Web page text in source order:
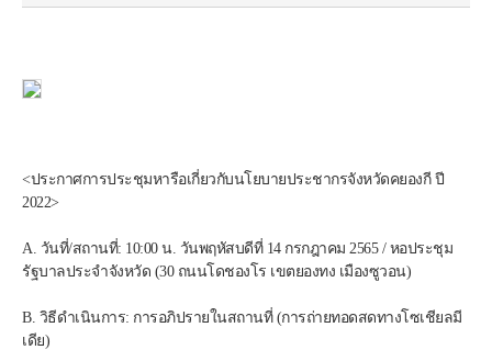
<ประกาศการประชุมหารือเกี่ยวกับนโยบายประชากรจังหวัดคยองกี ปี
2022>
A. วันที่/สถานที่: 10:00 น. วันพฤหัสบดีที่ 14 กรกฎาคม 2565 / หอประชุม
รัฐบาลประจำจังหวัด (30 ถนนโดชองโร เขตยองทง เมืองซูวอน)
B. วิธีดำเนินการ: การอภิปรายในสถานที่ (การถ่ายทอดสดทางโซเชียลมี
เดีย)